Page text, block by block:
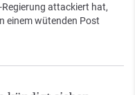
attackiert hat,
einem wütenden Post